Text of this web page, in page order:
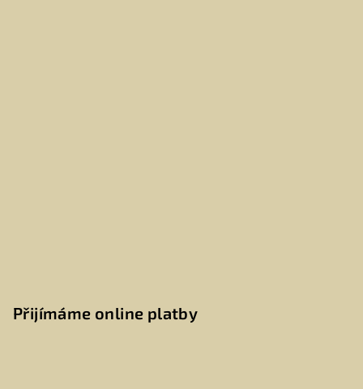
Přijímáme online platby